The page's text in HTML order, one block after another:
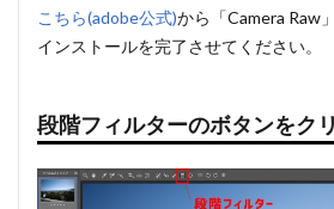
こちら(adobe公式)から「Camera Raw
インストールを完了させてください。
段階フィルターのボタンをク